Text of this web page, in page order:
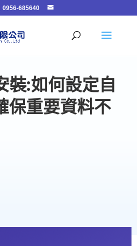
0956-685640
裝:如何設定自
保重要資料不